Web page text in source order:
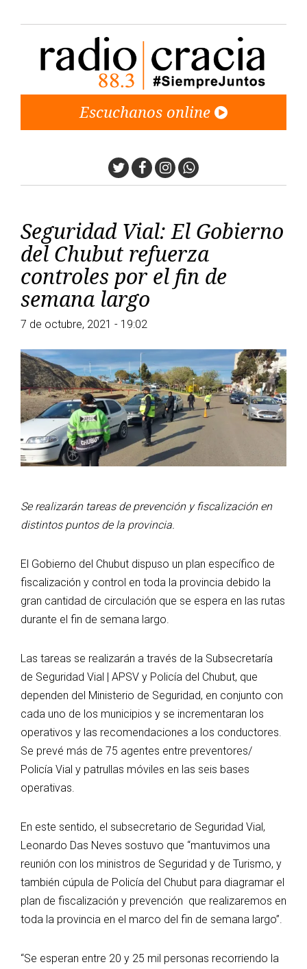
Escuchanos online
TwitterFacebook
Instagram
Whatsapp
Seguridad Vial: El Gobierno
del Chubut refuerza
controles por el fin de
semana largo
7 de octubre, 2021 - 19:02
Se realizarán tareas de prevención y fiscalización en
distintos puntos de la provincia.
El Gobierno del Chubut dispuso un plan específico de
fiscalización y control en toda la provincia debido la
gran cantidad de circulación que se espera en las rutas
durante el fin de semana largo.
Las tareas se realizarán a través de la Subsecretaría
de Seguridad Vial | APSV y Policía del Chubut, que
dependen del Ministerio de Seguridad, en conjunto con
cada uno de los municipios y se incrementaran los
operativos y las recomendaciones a los conductores.
Se prevé más de 75 agentes entre preventores/
Policía Vial y patrullas móviles en las seis bases
operativas.
En este sentido, el subsecretario de Seguridad Vial,
Leonardo Das Neves sostuvo que “mantuvimos una
reunión con los ministros de Seguridad y de Turismo, y
también cúpula de Policía del Chubut para diagramar el
plan de fiscalización y prevención que realizaremos en
toda la provincia en el marco del fin de semana largo”.
“Se esperan entre 20 y 25 mil personas recorriendo la